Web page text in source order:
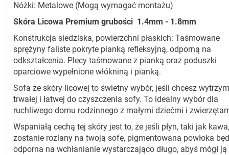
Nóżki: Metalowe (Mogą wymagać montażu)
Skóra Licowa Premium grubości 1.4mm - 1.8mm
Konstrukcja siedziska, powierzchni płaskich: Taśmowane
sprężyny faliste pokryte pianką refleksyjną, odporną na
odkształcenia. Plecy taśmowane z pianką oraz poduszki
oparciowe wypełnione włókniną i pianką.
Sofa ze skóry licowej to świetny wybór, jeśli chcesz
trwałej i łatwej do czyszczenia sofy. To idealny wybór dla
ruchliwego domu rodzinnego z małymi dziećmi i
Wspaniałą cechą tej skóry jest to, że jeśli płyn, taki jak kawa,
zostanie rozlany na twoją sofę, pigmentowana powłoka
odporna na wchłanianie wystarczająco długo, abyś mógł ją